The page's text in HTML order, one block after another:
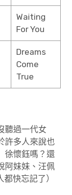
Waiting
For You
Dreams
Come
True
聽過一代女
許多人來說也
徐懷鈺嗎？還
阿妹妹、汪佩
快忘記了）